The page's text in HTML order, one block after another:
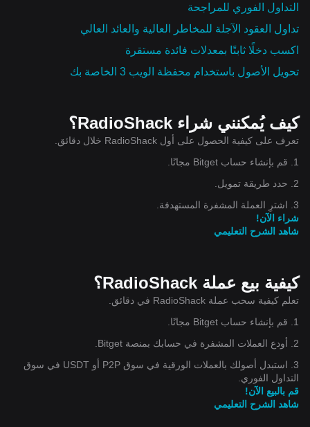
التداول الفوري للمراجحة
تداول العقود الآجلة للمخاطر العالية والعائد العالي
اكسب دخلًا ثابتًا بمعدلات فائدة مستقرة
تحويل الأصول باستخدام محفظة الويب 3 الخاصة بك
كيف يُمكنني شراء RadioShack؟
تعرف على كيفية الحصول على أول RadioShack خلال دقائق.
1. قم بإنشاء حساب Bitget مجانًا.
2. حدد طريقة تمويل.
3. اشترِ العملة المشفرة المستهدفة.
شراء الآن!
شاهد الشرح التعليمي
كيفية بيع عملة RadioShack؟
تعلم كيفية سحب عملة RadioShack في دقائق.
1. قم بإنشاء حساب Bitget مجانًا.
2. أودع العملات المشفرة في حسابك بمنصة Bitget.
3. استبدل أصولك بالعملات الورقية في سوق P2P أو USDT في سوق
التداول الفوري.
قم بالبيع الآن!
شاهد الشرح التعليمي